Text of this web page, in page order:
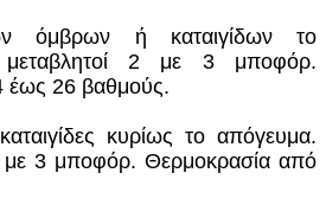
όμβρων ή καταιγίδων το
μεταβλητοί 2 με 3 μποφόρ.
έως 26 βαθμούς.
κυρίως το απόγευμα.
με 3 μποφόρ. Θερμοκρασία από